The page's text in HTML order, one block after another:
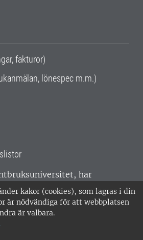
kakor (cookies), som lagras i din
är nödvändiga för att webbplatsen
är valbara.
fakturor)
lönespec m.m.)
har
hela Sverige. Huvudorter är
Umeå.SLU är
ISO 14001. •
nr: 202100-2817 •